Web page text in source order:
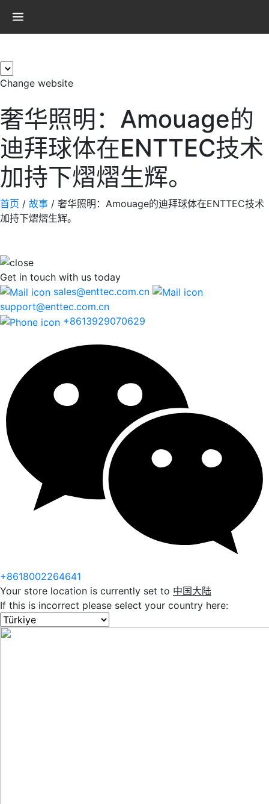
Change website
奢华照明：Amouage的
迪拜球体在ENTTEC技术
加持下熠熠生辉。
首页 / 故事 / 奢华照明：Amouage的迪拜球体在ENTTEC技术
加持下熠熠生辉。
Get in touch with us today
sales@enttec.com.cn
support@enttec.com.cn
+8613929070629
+8618002264641
Your store location is currently set to 中国大陆
If this is incorrect please select your country here: